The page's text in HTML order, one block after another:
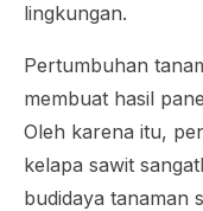
lingkungan.
Pertumbuhan
membuat hasil
Oleh karena itu,
kelapa sawit
budidaya tanaman